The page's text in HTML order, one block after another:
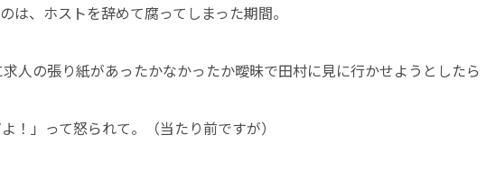
、ホストを辞めて腐ってしまった期間。
人の張り紙があったかなかったか曖昧で田村に見に行かせようとしたら
！」って怒られて。（当たり前ですが）